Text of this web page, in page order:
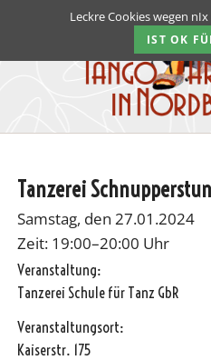
Tanzerei
Samstag, den 27.01.2024
Zeit: 19:00–20:00 Uhr
Veranstaltung:
Tanzerei Schule für Tanz GbR
Veranstaltungsort:
Kaiserstr. 175
Leckre Cookies wegen nIx
IST OK